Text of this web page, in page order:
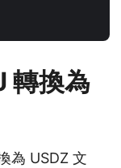
轉換為
為 USDZ 文